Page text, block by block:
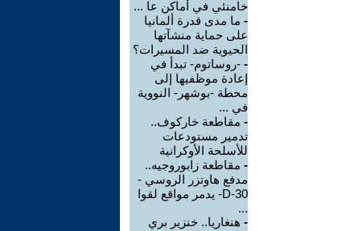
خامنئي في أماكن عا ...
- ما مدى قدرة ألمانيا
على حماية منشآتها
الحيوية ضد المسيرات؟
- -روساتوم- تبدأ في
إعادة موظفيها إلى
محطة -بوشهر- النووية
في ...
- مقاطعة خاركوف..
تدمير مستودعات
للأسلحة الأوكرانية
- مقاطعة زابوروجيه..
مدفع هاوتزر الروسي -
D-30- يدمر مواقع لقوا
...
- هنغاريا.. خنزير بري